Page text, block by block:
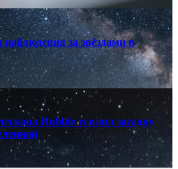
за звёздами в
Hubble усилил загадку